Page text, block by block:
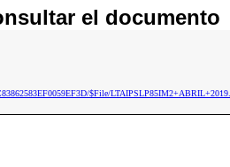
el documento
$File/